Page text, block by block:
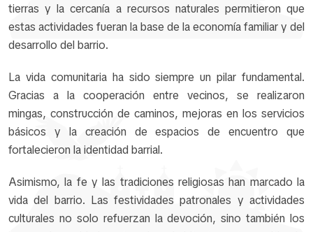
tierras y la cercanía a recursos naturales permitieron que
estas actividades fueran la base de la economía familiar y del
desarrollo del barrio.
La vida comunitaria ha sido siempre un pilar fundamental.
Gracias a la cooperación entre vecinos, se realizaron
mingas, construcción de caminos, mejoras en los servicios
básicos y la creación de espacios de encuentro que
fortalecieron la identidad barrial.
Asimismo, la fe y las tradiciones religiosas han marcado la
vida del barrio. Las festividades patronales y actividades
culturales no solo refuerzan la devoción, sino también los